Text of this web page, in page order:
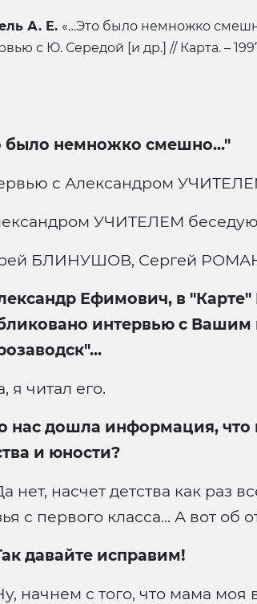
А. Е. «…Это было немножко
с Ю. Середой [и др.] // Карта. –
было немножко смешно..."
с Александром
УЧИТЕЛЕМ
БЛИНУШОВ, Сергей
Ефимович, в "Карте"
интервью с
я читал его.
нас дошла информация, что
и юности?
нет, насчет детства как раз
с первого класса... А вот об
давайте исправим!
начнем с того, что мама моя